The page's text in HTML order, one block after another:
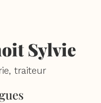
Sylvie
traiteur